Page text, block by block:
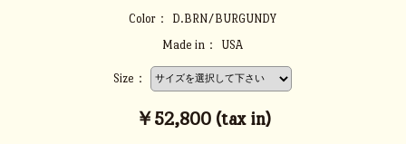
Color：
D.BRN/BURGUNDY
Made in：
USA
Size：
￥52,800 (tax in)